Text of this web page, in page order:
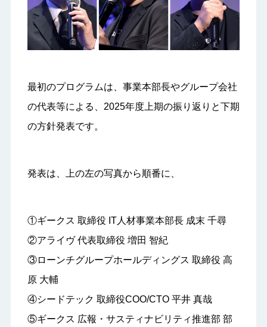
最初のプログラムは、事業本部長やグループ会社
の代表等による、2025年度上期の振り返りと下期
の方針発表です。
発表は、上の左の写真から順番に、
①ギークス 取締役 IT人材事業本部長 成末 千尋
②アライヴ 代表取締役 増田 智紀
③ローンチグループホールディングス 取締役 高
原 大輔
④シードテック 取締役COO/CTO 平井 真哉
⑤ギークス 広報・サスティナビリティ推進部 部